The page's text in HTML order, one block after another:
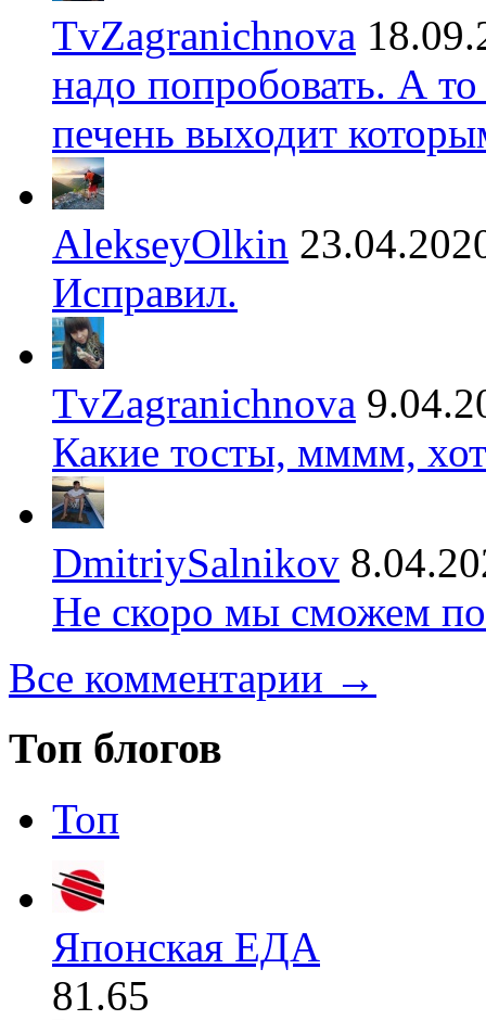
TvZagranichnova
надо попробовать. А
печень выходит
AlekseyOlkin
Исправил.
TvZagranichnova
Какие тосты, мммм,
DmitriySalnikov
Не скоро мы сможем
Все комментарии →
Топ блогов
Топ
Японская ЕДА
81.65